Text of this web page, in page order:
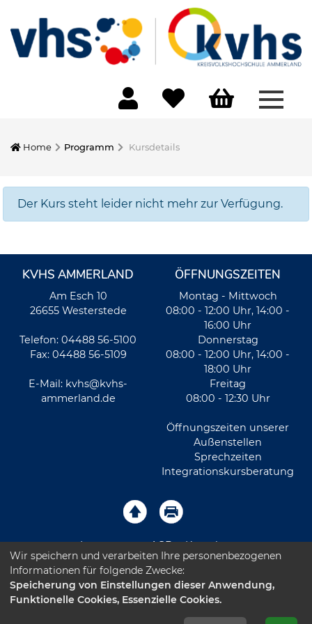
Home Programm Kursdetails
Der Kurs steht leider nicht mehr zur Verfügung.
KVHS AMMERLAND
Am Esch 10
26655 Westerstede
Telefon: 04488 56-5100
Fax: 04488 56-5109
E-Mail: kvhs@kvhs-
ammerland.de
ÖFFNUNGSZEITEN
Montag - Mittwoch
08:00 - 12:00 Uhr, 14:00 -
16:00 Uhr
Donnerstag
08:00 - 12:00 Uhr, 14:00 -
18:00 Uhr
Freitag
08:00 - 12:30 Uhr
Öffnungszeiten unserer
Außenstellen
Sprechzeiten
Integrationskursberatung
Impressum AGB Kontakt
Sitemap Datenschutz Leichte Sprache
Barrierefreiheitserklärung
Wir speichern und verarbeiten Ihre personenbezogenen
Informationen für folgende Zwecke:
Speicherung von Einstellungen dieser Anwendung,
Funktionelle Cookies, Essenzielle Cookies.